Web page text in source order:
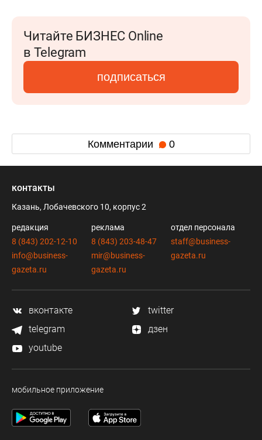
Читайте БИЗНЕС Online
в Telegram
подписаться
Комментарии 0
контакты
Казань, Лобачевского 10, корпус 2
редакция
8 (843) 202-12-10
info@business-
gazeta.ru
реклама
8 (843) 203-48-47
mir@business-
gazeta.ru
отдел персонала
staff@business-
gazeta.ru
вконтакте
twitter
telegram
дзен
youtube
мобильное приложение